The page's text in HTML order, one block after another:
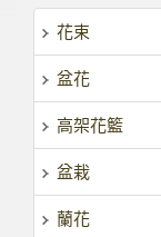
花束
盆花
高架花籃
盆栽
蘭花